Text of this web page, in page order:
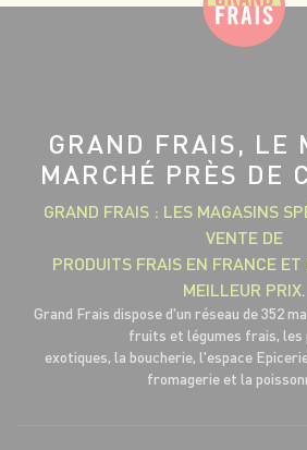
GRAND FRAIS, LE
MARCHÉ PRÈS DE
GRAND FRAIS : LES MAGASINS
VENTE DE
PRODUITS FRAIS EN FRANCE ET
MEILLEUR PRIX.
Grand Frais dispose d'un réseau de 352
fruits et légumes frais, les
exotiques, la boucherie, l'espace
fromagerie et la